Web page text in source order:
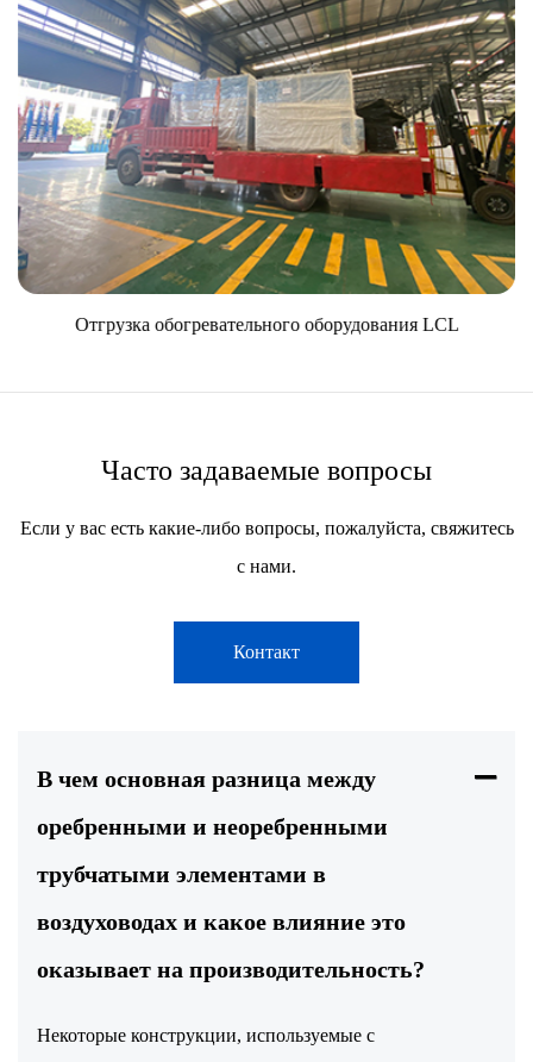
Отгрузка обогревательного оборудования LCL
Часто задаваемые вопросы
Если у вас есть какие-либо вопросы, пожалуйста, свяжитесь
с нами.
Контакт
В чем основная разница между
оребренными и неоребренными
трубчатыми элементами в
воздуховодах и какое влияние это
оказывает на производительность?
Некоторые конструкции, используемые с